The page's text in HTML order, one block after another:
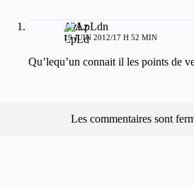
AzLpLdn
19 JUIN 2012/17 H 52 MIN
Qu’lequ’un connait il les points de
Les commentaires sont